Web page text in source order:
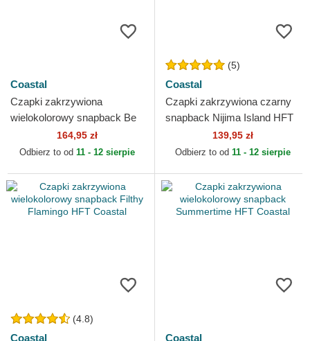
Coastal
Czapki zakrzywiona
wielokolorowy snapback Be
Green HFT Coastal
164,95 zł
Odbierz to od 11 - 12 sierpie
(5)
Coastal
Czapki zakrzywiona czarny
snapback Nijima Island HFT
139,95 zł
Odbierz to od 11 - 12 sierpie
(4.8)
Coastal
Coastal